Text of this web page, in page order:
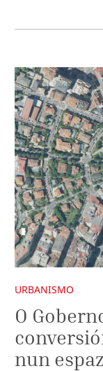
URBANISMO
O
nun